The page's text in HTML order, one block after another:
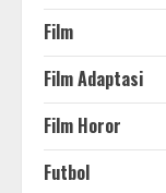
Film
Film Adaptasi
Film Horor
Futbol